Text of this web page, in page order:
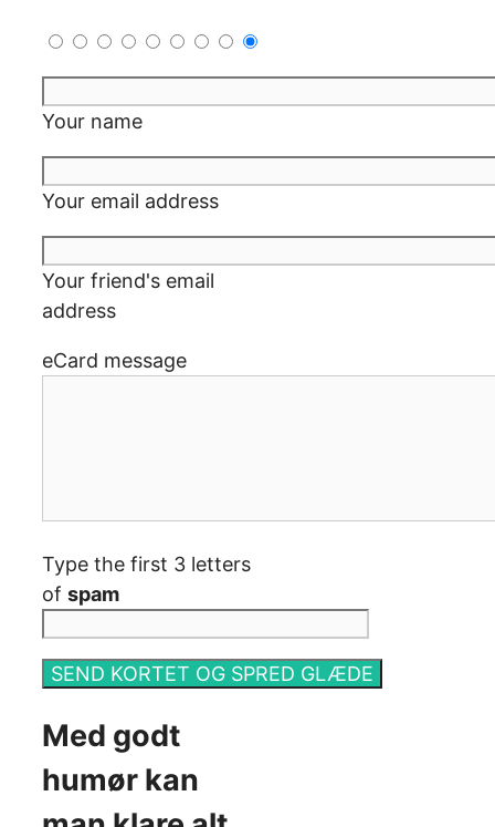
Your name
Your email address
Your friend's email
address
eCard message
Type the first 3 letters
of spam
Med godt
humør kan